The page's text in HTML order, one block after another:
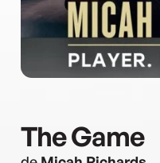
The Game